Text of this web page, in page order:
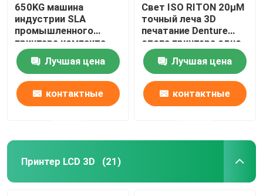
650KG машина
индустрии SLA
промышленного
принтера компакта
DLMS
3D зубоврачебная
Лучшая цена
контактные
Свет ISO RITON 20μM
точный леча 3D
печатание Denture
стопа принтера одно
Лучшая цена
контактные
Принтер LCD 3D (21)